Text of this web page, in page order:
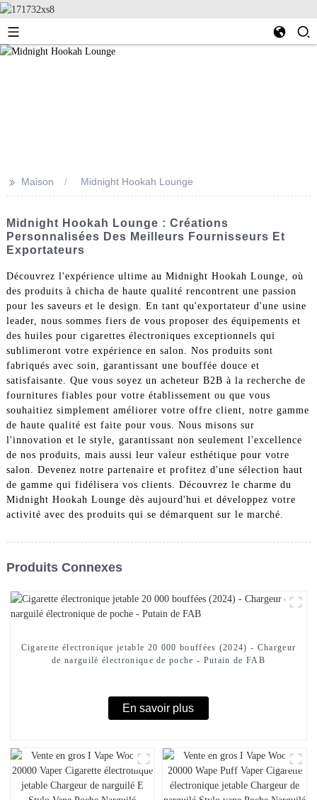
>> Maison Midnight Hookah Lounge
Midnight Hookah Lounge : Créations
Personnalisées Des Meilleurs Fournisseurs Et
Exportateurs
Découvrez l'expérience ultime au Midnight Hookah Lounge, où
des produits à chicha de haute qualité rencontrent une passion
pour les saveurs et le design. En tant qu'exportateur d'une usine
leader, nous sommes fiers de vous proposer des équipements et
des huiles pour cigarettes électroniques exceptionnels qui
sublimeront votre expérience en salon. Nos produits sont
fabriqués avec soin, garantissant une bouffée douce et
satisfaisante. Que vous soyez un acheteur B2B à la recherche de
fournitures fiables pour votre établissement ou que vous
souhaitiez simplement améliorer votre offre client, notre gamme
de haute qualité est faite pour vous. Nous misons sur
l'innovation et le style, garantissant non seulement l'excellence
de nos produits, mais aussi leur valeur esthétique pour votre
salon. Devenez notre partenaire et profitez d'une sélection haut
de gamme qui fidélisera vos clients. Découvrez le charme du
Midnight Hookah Lounge dès aujourd'hui et développez votre
activité avec des produits qui se démarquent sur le marché.
Produits Connexes
Cigarette électronique jetable 20 000 bouffées (2024) - Chargeur
de narguilé électronique de poche - Putain de FAB
En savoir plus